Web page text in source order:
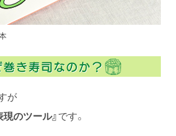
が
現のツール』です。